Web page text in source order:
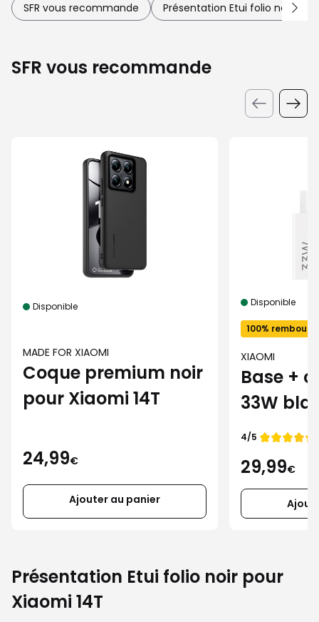
SFR vous recommande Présentation Etui folio noir
SFR vous recommande
Disponible
MADE FOR XIAOMI
Coque premium noir
pour Xiaomi 14T
24,99€
Ajouter au panier
Disponible
100%
XIAOMI
Base +
33W
Note de
4/5
29,99€
Présentation Etui folio noir pour
Xiaomi 14T